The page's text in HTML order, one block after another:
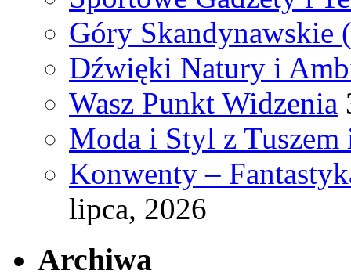
Góry Skandynawskie
Dźwięki Natury i
Wasz Punkt Widzenia
Moda i Styl z
Konwenty –
lipca, 2026
Archiwa